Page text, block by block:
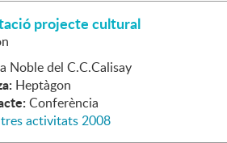
projecte cultural
Noble del C.C.Calisay
Heptàgon
Conferència
activitats 2008